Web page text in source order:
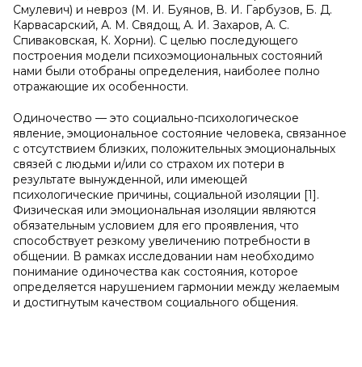
Смулевич) и невроз (М. И. Буянов, В. И. Гарбузов, Б. Д.
Карвасарский, А. М. Свядощ, А. И. Захаров, А. С.
Спиваковская, К. Хорни). С целью последующего
построения модели психоэмоциональных состояний
нами были отобраны определения, наиболее полно
отражающие их особенности.
Одиночество — это социально-психологическое
явление, эмоциональное состояние человека, связанное
с отсутствием близких, положительных эмоциональных
связей с людьми и/или со страхом их потери в
результате вынужденной, или имеющей
психологические причины, социальной изоляции [1].
Физическая или эмоциональная изоляции являются
обязательным условием для его проявления, что
способствует резкому увеличению потребности в
общении. В рамках исследовании нам необходимо
понимание одиночества как состояния, которое
определяется нарушением гармонии между желаемым
и достигнутым качеством социального общения.